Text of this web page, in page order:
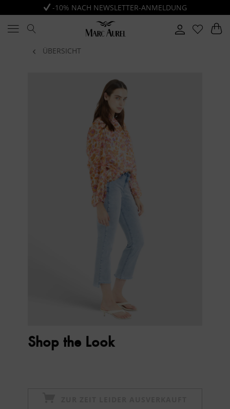
-10% NACH NEWSLETTER-ANMELDUNG
ÜBERSICHT
Shop the Look